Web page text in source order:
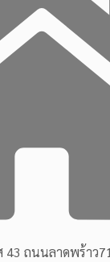
43 ถนนลาดพร้าว